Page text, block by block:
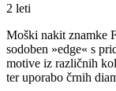
2 leti
Moški nakit znamke
sodoben »edge« s
motive iz različnih
ter uporabo črnih